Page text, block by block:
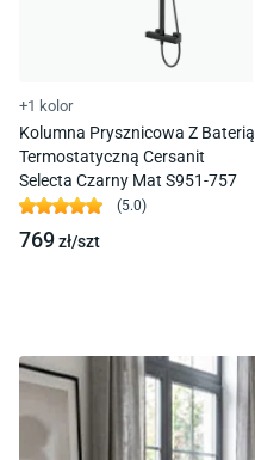
+1 kolor
Kolumna Prysznicowa Z Baterią
Termostatyczną Cersanit
Selecta Czarny Mat S951-757
(5.0)
769zł/szt